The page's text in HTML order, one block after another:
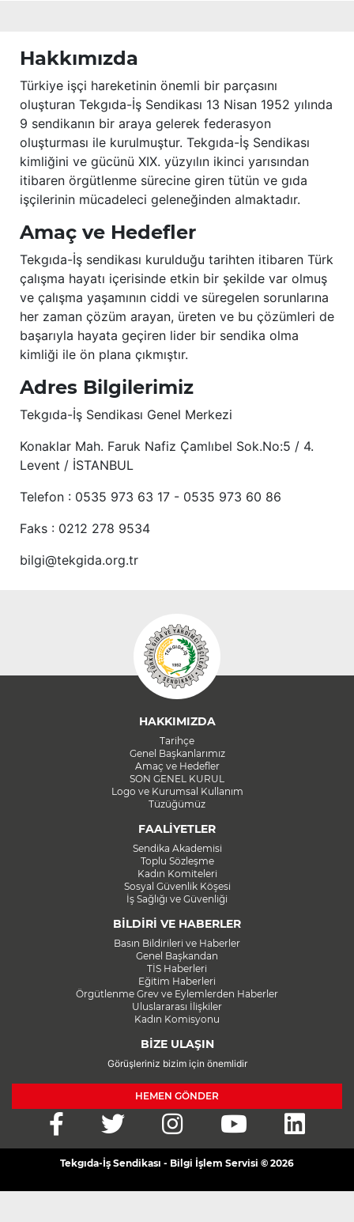
Hakkımızda
Türkiye işçi hareketinin önemli bir parçasını
oluşturan Tekgıda-İş Sendikası 13 Nisan 1952 yılında
9 sendikanın bir araya gelerek federasyon
oluşturması ile kurulmuştur. Tekgıda-İş Sendikası
kimliğini ve gücünü XIX. yüzyılın ikinci yarısından
itibaren örgütlenme sürecine giren tütün ve gıda
işçilerinin mücadeleci geleneğinden almaktadır.
Amaç ve Hedefler
Tekgıda-İş sendikası kurulduğu tarihten itibaren Türk
çalışma hayatı içerisinde etkin bir şekilde var olmuş
ve çalışma yaşamının ciddi ve süregelen sorunlarına
her zaman çözüm arayan, üreten ve bu çözümleri de
başarıyla hayata geçiren lider bir sendika olma
kimliği ile ön plana çıkmıştır.
Adres Bilgilerimiz
Tekgıda-İş Sendikası Genel Merkezi
Konaklar Mah. Faruk Nafiz Çamlıbel Sok.No:5 / 4.
Levent / İSTANBUL
Telefon : 0535 973 63 17 - 0535 973 60 86
Faks : 0212 278 9534
bilgi@tekgida.org.tr
HAKKIMIZDA
Tarihçe
Genel Başkanlarımız
Amaç ve Hedefler
SON GENEL KURUL
Logo ve Kurumsal Kullanım
Tüzüğümüz
FAALİYETLER
Sendika Akademisi
Toplu Sözleşme
Kadın Komiteleri
Sosyal Güvenlik Köşesi
İş Sağlığı ve Güvenliği
BİLDİRİ VE HABERLER
Basın Bildirileri ve Haberler
Genel Başkandan
TİS Haberleri
Eğitim Haberleri
Örgütlenme Grev ve Eylemlerden Haberler
Uluslararası İlişkiler
Kadın Komisyonu
BİZE ULAŞIN
Görüşleriniz bizim için önemlidir
HEMEN GÖNDER
Tekgıda-İş Sendikası - Bilgi İşlem Servisi © 2026